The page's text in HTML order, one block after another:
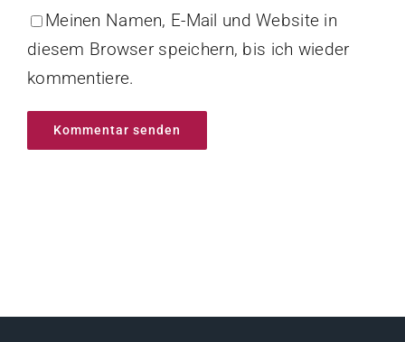
Meinen Namen, E-Mail und Website in
diesem Browser speichern, bis ich wieder
kommentiere.